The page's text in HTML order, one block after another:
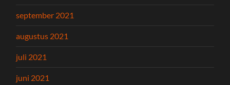
september 2021
augustus 2021
juli 2021
juni 2021